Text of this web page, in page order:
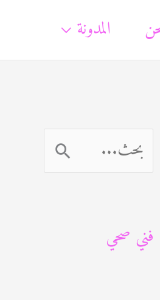
المدونة
ل
ح
فني صحي